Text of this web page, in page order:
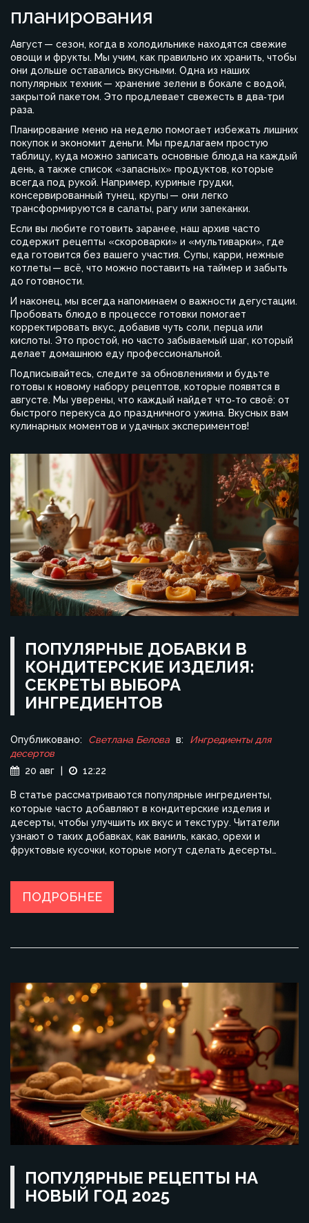
планирования
Август — сезон, когда в холодильнике находятся свежие
овощи и фрукты. Мы учим, как правильно их хранить, чтобы
они дольше оставались вкусными. Одна из наших
популярных техник — хранение зелени в бокале с водой,
закрытой пакетом. Это продлевает свежесть в два‑три
раза.
Планирование меню на неделю помогает избежать лишних
покупок и экономит деньги. Мы предлагаем простую
таблицу, куда можно записать основные блюда на каждый
день, а также список «запасных» продуктов, которые
всегда под рукой. Например, куриные грудки,
консервированный тунец, крупы — они легко
трансформируются в салаты, рагу или запеканки.
Если вы любите готовить заранее, наш архив часто
содержит рецепты «скороварки» и «мультиварки», где
еда готовится без вашего участия. Супы, карри, нежные
котлеты — всё, что можно поставить на таймер и забыть
до готовности.
И наконец, мы всегда напоминаем о важности дегустации.
Пробовать блюдо в процессе готовки помогает
корректировать вкус, добавив чуть соли, перца или
кислоты. Это простой, но часто забываемый шаг, который
делает домашнюю еду профессиональной.
Подписывайтесь, следите за обновлениями и будьте
готовы к новому набору рецептов, которые появятся в
августе. Мы уверены, что каждый найдет что‑то своё: от
быстрого перекуса до праздничного ужина. Вкусных вам
кулинарных моментов и удачных экспериментов!
ПОПУЛЯРНЫЕ ДОБАВКИ В
КОНДИТЕРСКИЕ ИЗДЕЛИЯ:
СЕКРЕТЫ ВЫБОРА
ИНГРЕДИЕНТОВ
Опубликовано: Светлана Белова в:
Ингредиенты для
десертов
20 авг
12:22
В статье рассматриваются популярные ингредиенты,
которые часто добавляют в кондитерские изделия и
десерты, чтобы улучшить их вкус и текстуру. Читатели
узнают о таких добавках, как ваниль, какао, орехи и
фруктовые кусочки, которые могут сделать десерты
типичных ошибок. Также даны советы, как хранить и
сочетать эти добавки для достижения наилучшего
ПОДРОБНЕЕ
ПОПУЛЯРНЫЕ РЕЦЕПТЫ НА
НОВЫЙ ГОД 2025